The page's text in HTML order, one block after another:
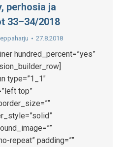
perhosia ja
33–34/2018
27.8.2018
hundred_percent=”yes”
type=”1_1″
top”
repeat” padding=””